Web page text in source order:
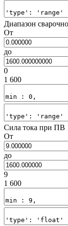
Диапазон
От
до
0
1 600
Сила тока при ПВ
От
до
9
1 600